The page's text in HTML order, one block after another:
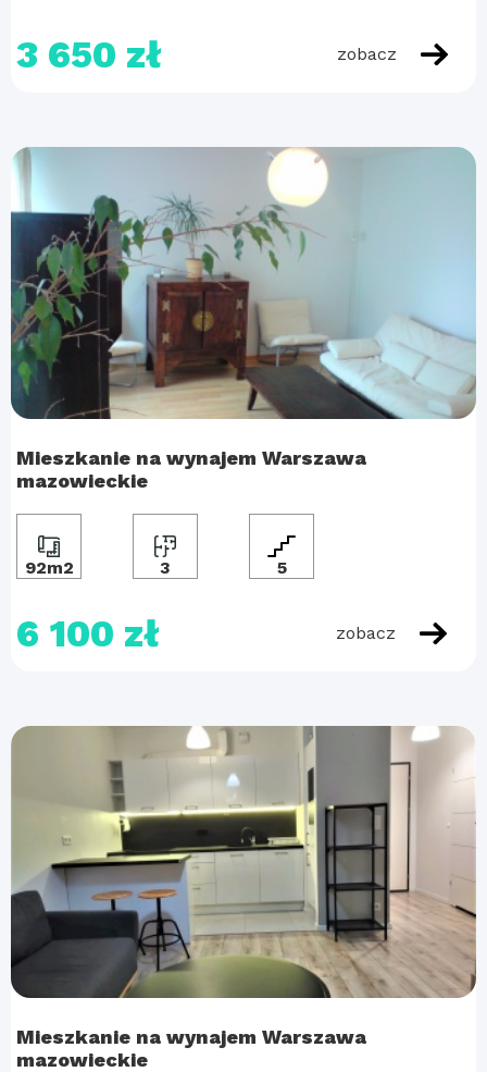
3 650 zł zobacz
Mieszkanie na wynajem Warszawa
mazowieckie
92m2 3 5
6 100 zł zobacz
Mieszkanie na wynajem Warszawa
mazowieckie